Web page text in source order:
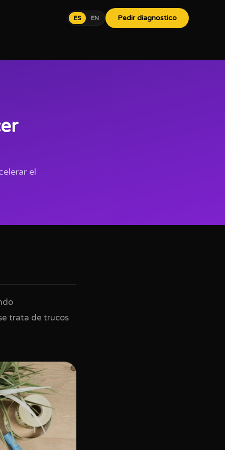
ES EN Pedir diagnostico
el
trata de trucos